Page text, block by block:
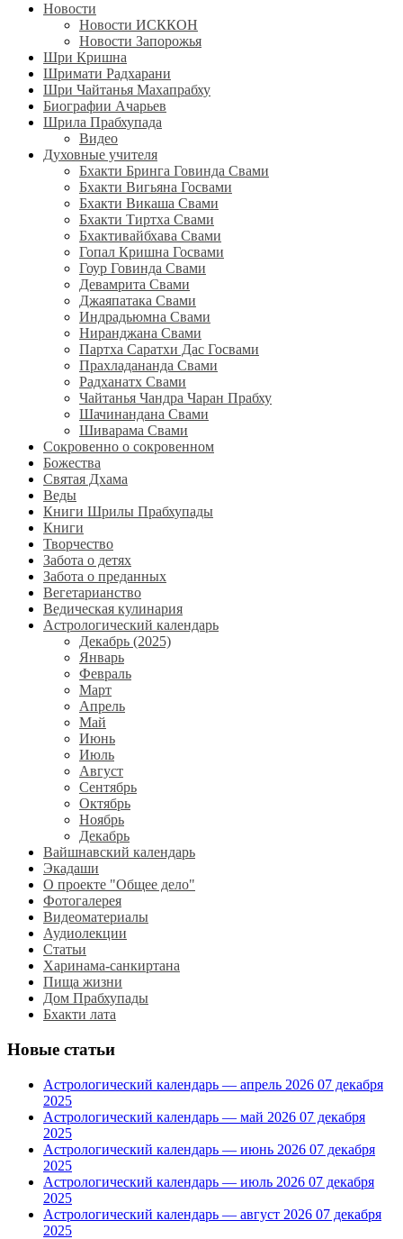
Новости
Новости ИСККОН
Новости Запорожья
Шри Кришна
Шримати Радхарани
Шри Чайтанья Махапрабху
Биографии Ачарьев
Шрила Прабхупада
Видео
Духовные учителя
Бхакти Бринга Говинда Свами
Бхакти Вигьяна Госвами
Бхакти Викаша Свами
Бхакти Тиртха Свами
Бхактивайбхава Свами
Гопал Кришна Госвами
Гоур Говинда Свами
Девамрита Свами
Джаяпатака Свами
Индрадьюмна Свами
Ниранджана Свами
Партха Саратхи Дас Госвами
Прахладананда Свами
Радханатх Свами
Чайтанья Чандра Чаран Прабху
Шачинандана Свами
Шиварама Свами
Сокровенно о сокровенном
Божества
Святая Дхама
Веды
Книги Шрилы Прабхупады
Книги
Творчество
Забота о детях
Забота о преданных
Вегетарианство
Ведическая кулинария
Астрологический календарь
Декабрь (2025)
Январь
Февраль
Март
Апрель
Май
Июнь
Июль
Август
Сентябрь
Октябрь
Ноябрь
Декабрь
Вайшнавский календарь
Экадаши
О проекте "Общее дело"
Фотогалерея
Видеоматериалы
Аудиолекции
Статьи
Харинама-санкиртана
Пища жизни
Дом Прабхупады
Бхакти лата
Новые статьи
Астрологический календарь — апрель 2026 07 декабря
2025
Астрологический календарь — май 2026 07 декабря
2025
Астрологический календарь — июнь 2026 07 декабря
2025
Астрологический календарь — июль 2026 07 декабря
2025
Астрологический календарь — август 2026 07 декабря
2025